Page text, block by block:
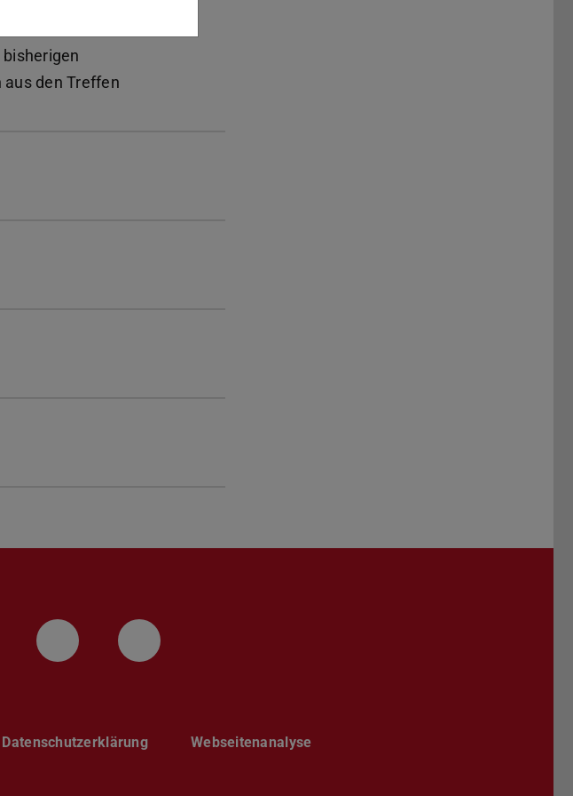
TU, widmen wir
den Treffen
TU Darmstadt
Kanal der TU Darmstadt
Kanal der TU Darmstadt
Facebook-Seite der TU Darmstadt
YouTube-Kanal der TU Darmstadt
Datenschutzerklärung Webseitenanalyse